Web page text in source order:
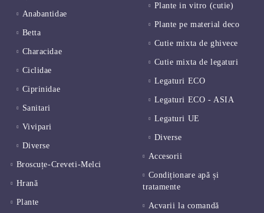
Anabantidae
Betta
Characidae
Ciclidae
Ciprinidae
Sanitari
Vivipari
Diverse
Broscuțe-Creveti-Melci
Hrană
Plante
Plante in vitro (cutie)
Plante pe material deco
Cutie mixta de ghivece
Cutie mixta de legaturi
Legaturi ECO
Legaturi ECO - ASIA
Legaturi UE
Diverse
Accesorii
Condiționare apă și
tratamente
Acvarii la comandă